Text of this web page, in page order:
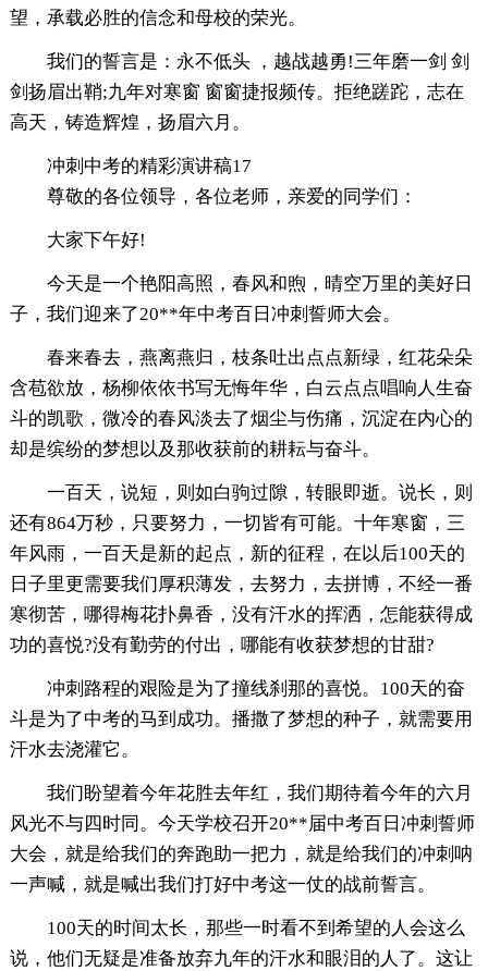
望，承载必胜的信念和母校的荣光。
我们的誓言是：永不低头 ，越战越勇!三年磨一剑 剑
剑扬眉出鞘;九年对寒窗 窗窗捷报频传。拒绝蹉跎，志在
高天，铸造辉煌，扬眉六月。
冲刺中考的精彩演讲稿17
尊敬的各位领导，各位老师，亲爱的同学们：
大家下午好!
今天是一个艳阳高照，春风和煦，晴空万里的美好日
子，我们迎来了20**年中考百日冲刺誓师大会。
春来春去，燕离燕归，枝条吐出点点新绿，红花朵朵
含苞欲放，杨柳依依书写无悔年华，白云点点唱响人生奋
斗的凯歌，微冷的春风淡去了烟尘与伤痛，沉淀在内心的
却是缤纷的梦想以及那收获前的耕耘与奋斗。
一百天，说短，则如白驹过隙，转眼即逝。说长，则
还有864万秒，只要努力，一切皆有可能。十年寒窗，三
年风雨，一百天是新的起点，新的征程，在以后100天的
日子里更需要我们厚积薄发，去努力，去拼博，不经一番
寒彻苦，哪得梅花扑鼻香，没有汗水的挥洒，怎能获得成
功的喜悦?没有勤劳的付出，哪能有收获梦想的甘甜?
冲刺路程的艰险是为了撞线刹那的喜悦。100天的奋
斗是为了中考的马到成功。播撒了梦想的种子，就需要用
汗水去浇灌它。
我们盼望着今年花胜去年红，我们期待着今年的六月
风光不与四时同。今天学校召开20**届中考百日冲刺誓师
大会，就是给我们的奔跑助一把力，就是给我们的冲刺呐
一声喊，就是喊出我们打好中考这一仗的战前誓言。
100天的时间太长，那些一时看不到希望的人会这么
说，他们无疑是准备放弃九年的汗水和眼泪的人了。这让